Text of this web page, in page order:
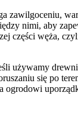
zawilgoceniu,
nimi, aby
części węża,
używamy
się po
ogrodowi